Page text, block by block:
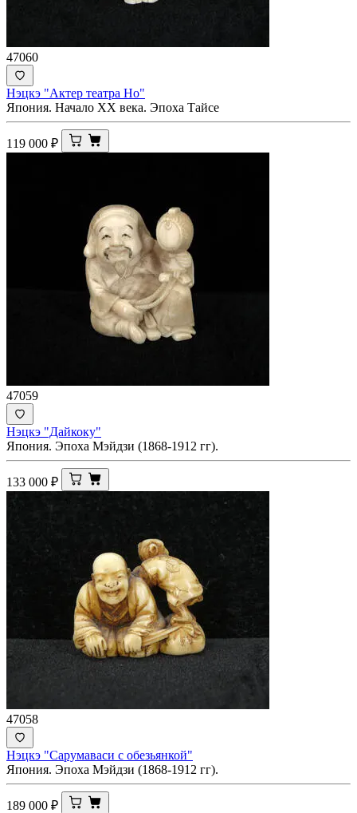
47060
Нэцкэ "Актер театра Но"
Япония. Начало XX века. Эпоха Тайсе
119 000 ₽
47059
Нэцкэ "Дайкоку"
Япония. Эпоха Мэйдзи (1868-1912 гг).
133 000 ₽
47058
Нэцкэ "Сарумаваси с обезьянкой"
Япония. Эпоха Мэйдзи (1868-1912 гг).
189 000 ₽